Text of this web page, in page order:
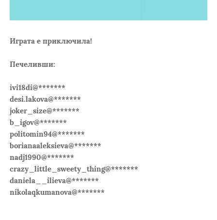
Играта е приключила!
Печеливши:
ivi18di@*******
desi.lakova@*******
joker_size@*******
b_igov@*******
politomin94@*******
borianaaleksieva@*******
nadj1990@*******
crazy_little_sweety_thing@*******
daniela__ilieva@*******
nikolaqkumanova@*******